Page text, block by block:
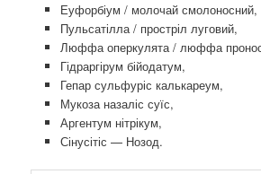
Еуфорбіум / молочай смолоносний,
Пульсатілла / простріл луговий,
Люффа оперкулята / люффа
Гідраргірум бійодатум,
Гепар сульфуріс калькареум,
Мукоза назаліс суїс,
Аргентум нітрікум,
Сінусітіс — Нозод.